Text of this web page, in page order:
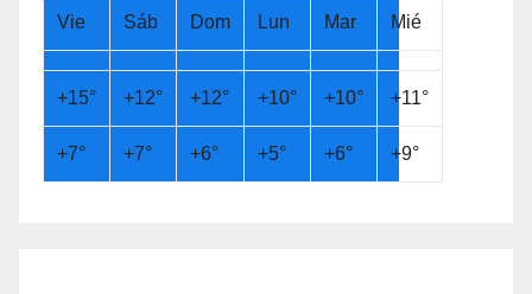
Vie Sáb Dom Lun Mar Mié
+15° +12° +12° +10° +10° +11°
+7° +7° +6° +5° +6° +9°